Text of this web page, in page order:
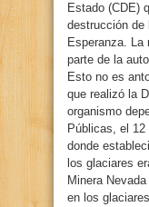
Estado (CDE)
destrucción de
Esperanza. La
parte de la
Esto no es
que realizó la
organismo
Públicas, el
donde
los glaciares
Minera
en los